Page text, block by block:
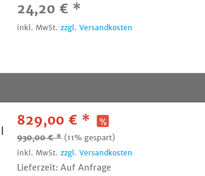
24,20 € *
inkl. MwSt.zzgl. Versandkosten
829,00 € *
930,00 € * (11% gespart)
inkl. MwSt.zzgl. Versandkosten
Lieferzeit: Auf Anfrage